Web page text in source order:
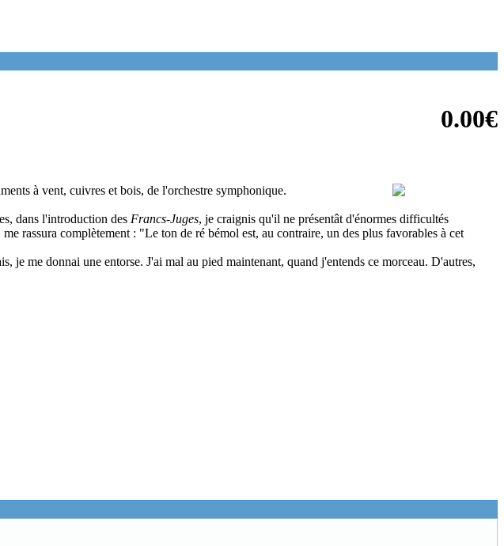
0.00€
à vent, cuivres et bois, de l'orchestre symphonique.
dans l'introduction des Francs-Juges, je craignis qu'il ne présentât d'énormes difficultés
rassura complètement : "Le ton de ré bémol est, au contraire, un des plus favorables à cet
je me donnai une entorse. J'ai mal au pied maintenant, quand j'entends ce morceau. D'autres,